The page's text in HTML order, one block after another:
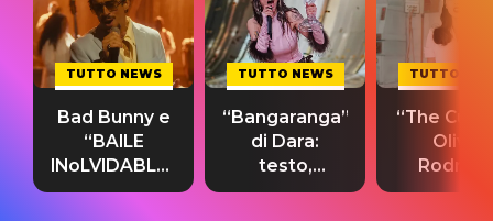
TUTTO NEWS
Bad Bunny e
“BAILE
INoLVIDABLE”:
testo,
TUTTO NEWS
“Bangaranga”
di Dara:
testo,
traduzione e
TUTTO
“The
Olivia
testo,